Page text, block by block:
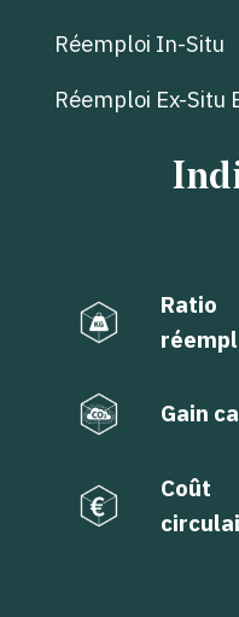
Réemploi In-Situ
Réemploi Ex-Situ
Ratio
Gain
Coût